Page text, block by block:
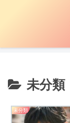
未分類
未分類